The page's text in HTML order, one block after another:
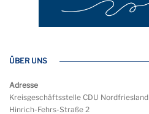
ÜBER UNS
Adresse
Kreisgeschäftsstelle CDU Nordfriesland
Hinrich-Fehrs-Straße 2